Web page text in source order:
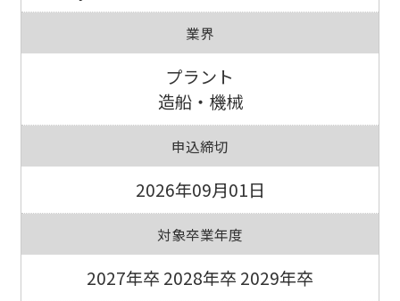
業界
プラント
造船・機械
申込締切
2026年09月01日
対象卒業年度
2027年卒 2028年卒 2029年卒